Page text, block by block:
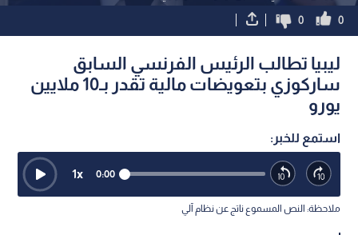
0
0
ليبيا تطالب الرئيس الفرنسي السابق
ساركوزي بتعويضات مالية تقدر بـ10 ملايين
يورو
استمع للخبر:
0:00
1x
ملاحظة: النص المسموع ناتج عن نظام آلي